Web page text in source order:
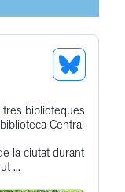
See
Profile
tres biblioteques
Central
la ciutat durant
...